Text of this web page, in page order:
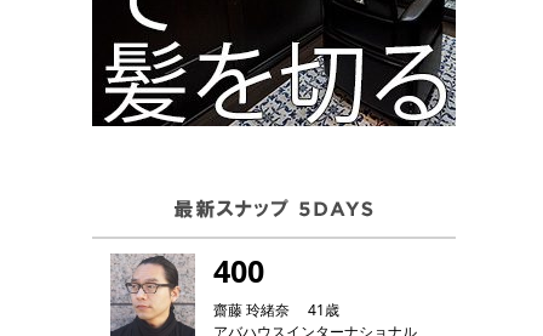
400
齋藤 玲緒奈 41歳
アバハウスインターナショナル